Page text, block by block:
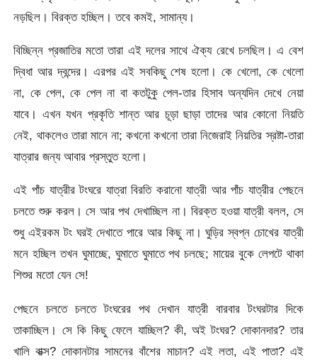
নড়ছিল। বিরক্ত হচ্ছিল। তবে কমই, সামান্য।
বিচ্ছিন্ন প্রজাতির মতো তারা এই দলের সাথে ঐক্য রেখে চলছিল। এ বেশ
দ্বিধা আর দ্বন্দের। এরপর এই সবকিছু শেষ হলো। কে খেলো, কে খেলো
না, কে পেল, কে পেল না বা কতটুকু পেল-তার হিসাব অন্যদিন দেখে নেয়া
যাবে। এখন যখন প্রকৃতি শান্ত আর চূড়া ছাড়া তাদের আর কোনো নিয়তি
নেই, থাকলেও তারা মানে না; কখনো কখনো তারা নিজেরাই নিয়তির স্রষ্টা-তারা
যাত্রার জন্য আবার প্রস্তুত হলো।
এই পাঁচ যাত্রীর টংঘরে যাত্রা বিরতি করানো যাত্রী আর পাঁচ যাত্রীর পেছনে
চলতে শুরু করল। সে আর পথ দেখাচ্ছিল না। বিরক্ত হওয়া যাত্রী বলল, সে
শুধু এইরকম টং ঘরই দেখাতে পারে আর কিছু না। ঘুড়ির স্বপ্ন চোখের যাত্রী
মনে হচ্ছিল তখন ঘুমাচ্ছে, ঘুমাতে ঘুমাতে পথ চলছে; মায়ের বুকে লেপটে থাকা
শিশুর মতো যেন সে!
পেছনে চলতে চলতে টংঘরের পথ দেখান যাত্রী বারবার টংঘরটার দিকে
তাকাচ্ছিল। সে কি কিছু ফেলে যাচ্ছিল? কী, অই টংঘর? দোকানদার? তার
খালি বাক্স? দোকানটার সামনের বাঁশের মাচান? এই লতা, এই পাতা? এই